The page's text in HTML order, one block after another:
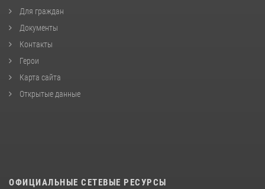
Для граждан
Документы
Контакты
Герои
Карта сайта
Открытые данные
ОФИЦИАЛЬНЫЕ СЕТЕВЫЕ РЕСУРСЫ